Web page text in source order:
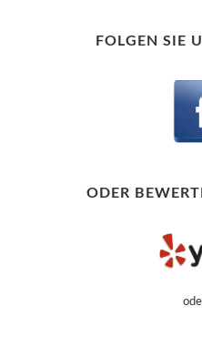
FOLGEN SIE
ODER